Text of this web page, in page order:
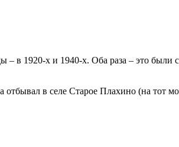
в 1920-х и 1940-х. Оба раза – это были
в селе Старое Плахино (на тот